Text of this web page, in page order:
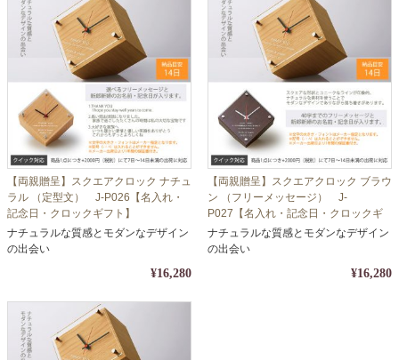
【両親贈呈】スクエアクロック ナチュ
ラル （定型文） J-P026【名入れ・
記念日・クロックギフト】
ナチュラルな質感とモダンなデザイン
の出会い
¥16,280
【両親贈呈】スクエアクロック ブラウ
ン （フリーメッセージ） J-
P027【名入れ・記念日・クロックギ
フト】
ナチュラルな質感とモダンなデザイン
の出会い
¥16,280